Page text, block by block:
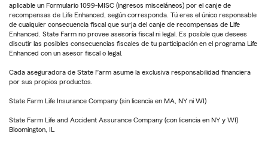
aplicable un Formulario 1099-MISC (ingresos misceláneos) por el canje de
recompensas de Life Enhanced, según corresponda. Tú eres el único responsable
de cualquier consecuencia fiscal que surja del canje de recompensas de Life
Enhanced. State Farm no provee asesoría fiscal ni legal. Es posible que desees
discutir las posibles consecuencias fiscales de tu participación en el programa Life
Enhanced con un asesor fiscal o legal.
Cada aseguradora de State Farm asume la exclusiva responsabilidad financiera
por sus propios productos.
State Farm Life Insurance Company (sin licencia en MA, NY ni WI)
State Farm Life and Accident Assurance Company (con licencia en NY y WI)
Bloomington, IL